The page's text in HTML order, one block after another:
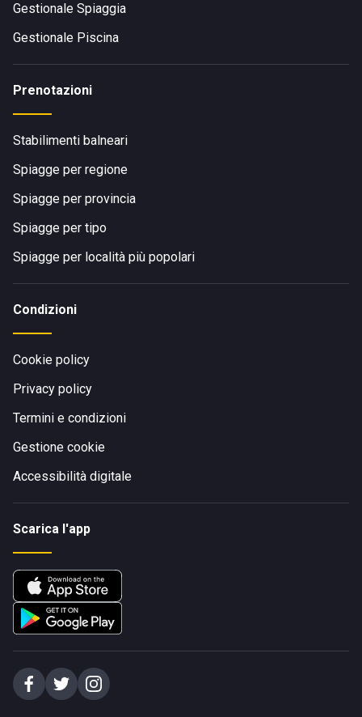
Gestionale Spiaggia
Gestionale Piscina
Prenotazioni
Stabilimenti balneari
Spiagge per regione
Spiagge per provincia
Spiagge per tipo
Spiagge per località più popolari
Condizioni
Cookie policy
Privacy policy
Termini e condizioni
Gestione cookie
Accessibilità digitale
Scarica l'app